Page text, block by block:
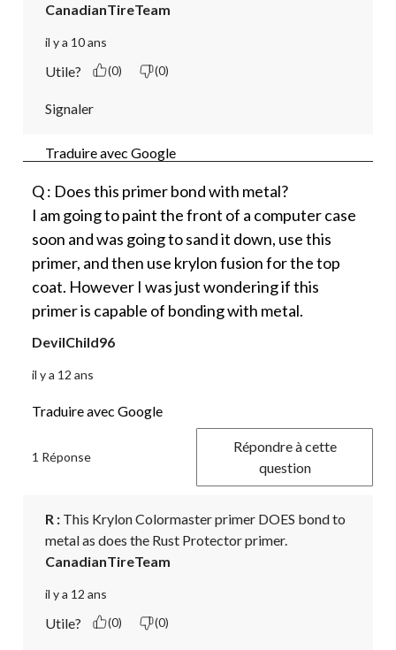
CanadianTireTeam
il y a 10 ans
Utile? (0) (0)
Signaler
Traduire avec Google
Q : Does this primer bond with metal?
I am going to paint the front of a computer case
soon and was going to sand it down, use this
primer, and then use krylon fusion for the top
coat. However I was just wondering if this
primer is capable of bonding with metal.
DevilChild96
il y a 12 ans
Traduire avec Google
1 Réponse
Répondre à cette
question
R : This Krylon Colormaster primer DOES bond to
metal as does the Rust Protector primer.
CanadianTireTeam
il y a 12 ans
Utile? (0) (0)